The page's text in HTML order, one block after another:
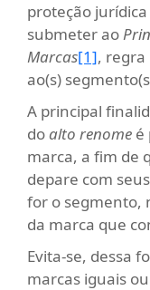
proteção
submeter ao
Marcas[1], regra
ao(s)
A principal
doalto renome é
marca, a fim de
depare com
for o segmento,
da marca que
Evita-se, dessa
marcas iguais